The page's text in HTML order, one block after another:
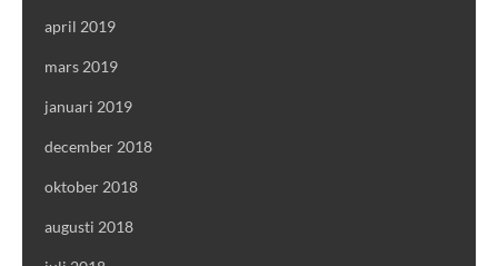
april 2019
mars 2019
januari 2019
december 2018
oktober 2018
augusti 2018